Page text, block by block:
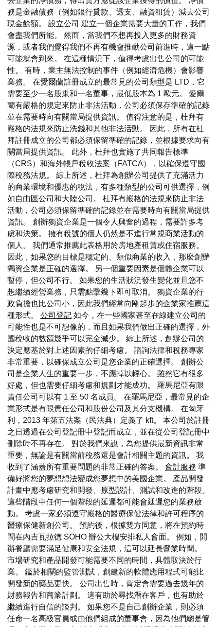
務是金融債務（例如銀行貸款、透支、融資租賃）減去公司
現金餘額。 設立公司 建立一個企業需要大量的工作，我們
會盡我們所能。 然而，當我們不想再投入更多的財務資
源，或者我們覺得我們不再有機會推動公司前進時，這一點
可能就會到來。 在這種情況下，值得考慮出售公司的可能
性。 有時，業主無法控制的事件（例如經濟危機）會影響
業務。 在愛爾蘭註冊成立的最常見的公司類型是 LTD，它
需要至少一名股東和一名董事，最低股本為 1 歐元。 愛爾
蘭有嚴格的規定來防止非法活動，公司必須保存準確的記錄
並在需要時向有關當局提供資訊。 值得注意的是，杜拜有
嚴格的法規來防止洗錢和其他非法活動。 因此，所有在杜
拜註冊成立的公司都必須保留準確的記錄，並根據要求向有
關當局提供資訊。 此外，杜拜也實施了共同報告標準
（CRS）和海外帳戶稅收法案（FATCA），以確保遵守國
際稅務法規。 綜上所述，杜拜為創辦公司提供了充滿活力
的商業環境和優惠的稅法，有多種類型的公司可供選擇，例
如自由區公司和大陸公司。 杜拜有嚴格的法規來防止非法
活動，公司必須保留準確的記錄並在需要時向有關當局提供
資訊。 創辦獨資企業是一個令人興奮的過程，需要許多考
慮和決策。 擁有稅號的個人仍然是不進行常規商業活動的
個人。 我們通常推薦此表格用於房地產租賃或住宿服務。
因此，如果您的目標是穩定的、類似商業的收入，那麼創辦
獨資企業是正確的選擇。 另一個重要因素是個體企業可以
暫停，但公司不行。 如果您的生活狀況發生變化並且您不
想繼續經營業務，只需點擊幾下即可取消。 獨資企業的行
政負擔也比公司小，因此我們經常向剛起步的企業家推薦這
種形式。 公司登記 如今，在一些國家甚至在線建立公司的
可能性也是不可想像的，而且如果我們做出正確的選擇，外
國稅收的數額幾乎可以完全減少。 綜上所述，創辦公司的
決定應基於對上述因素的仔細考慮。 諮詢法律和稅務專家
非常重要，以確保成立公司是您企業的正確選擇。 創辦公
司是企業人生的重要一步，不應掉以輕心。 雖然它有很多
好處，但也需要仔細考慮和規劃才能成功。 羅馬尼亞有限
責任公司可以有 1 至 50 名成員。 在羅馬尼亞，最常見的企
業形式是有限責任公司和股份公司及其分支機構。 在匈牙
利，2013 年第五法案（民法典）定義了 kft。 本公司於註冊
之日透過在公司登記冊中登記而成立，並在從公司登記冊中
刪除時不再存在。 對於我們來說，為您提供最新資訊非常
重要，無論是有關當前稅務還是會計相關主題的資訊。 我
收到了涵蓋所有重要問題的非常正確的答案。 會計服務 準
備好將您的夢想想法變成您夢想中的美國企業。 產品開發
計畫中應考慮研究和開發、原型設計、測試和改進的階段。
這些階段中任何一個階段的延遲都可能會延遲您的業務啟
動。 考慮一家必須遵守嚴格的醫療保健法律和許可程序的
醫療保健新創公司。 預約後，根據雙方同意，將在預約時
間在內吉瓦拉德 SOHO 辦公大樓安排私人會面。 例如，開
辦餐廳需要滿足健康和安全法規，這可以延長營業時間。
市場研究和產品開發可能需要不同的時間，具體取決於行
業。 鑑於相關的監管測試，創建新的軟體應用程式可能比
開發新的藥品更快。 公司出售時，肯定會需要過去幾年的
財務報告和商業計劃。 這有助於尋找潛在客戶，也有助於
繼續進行自信的談判。 如果您不是自己創辦企業，則必須
任命一名高級官員或由他們組成的董事會，因為他們總是管